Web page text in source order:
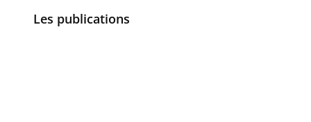
Les publications